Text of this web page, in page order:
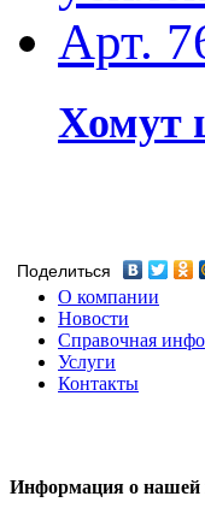
Хомут
Поделиться
О компании
Новости
Справочная
Услуги
Контакты
Информация о нашей